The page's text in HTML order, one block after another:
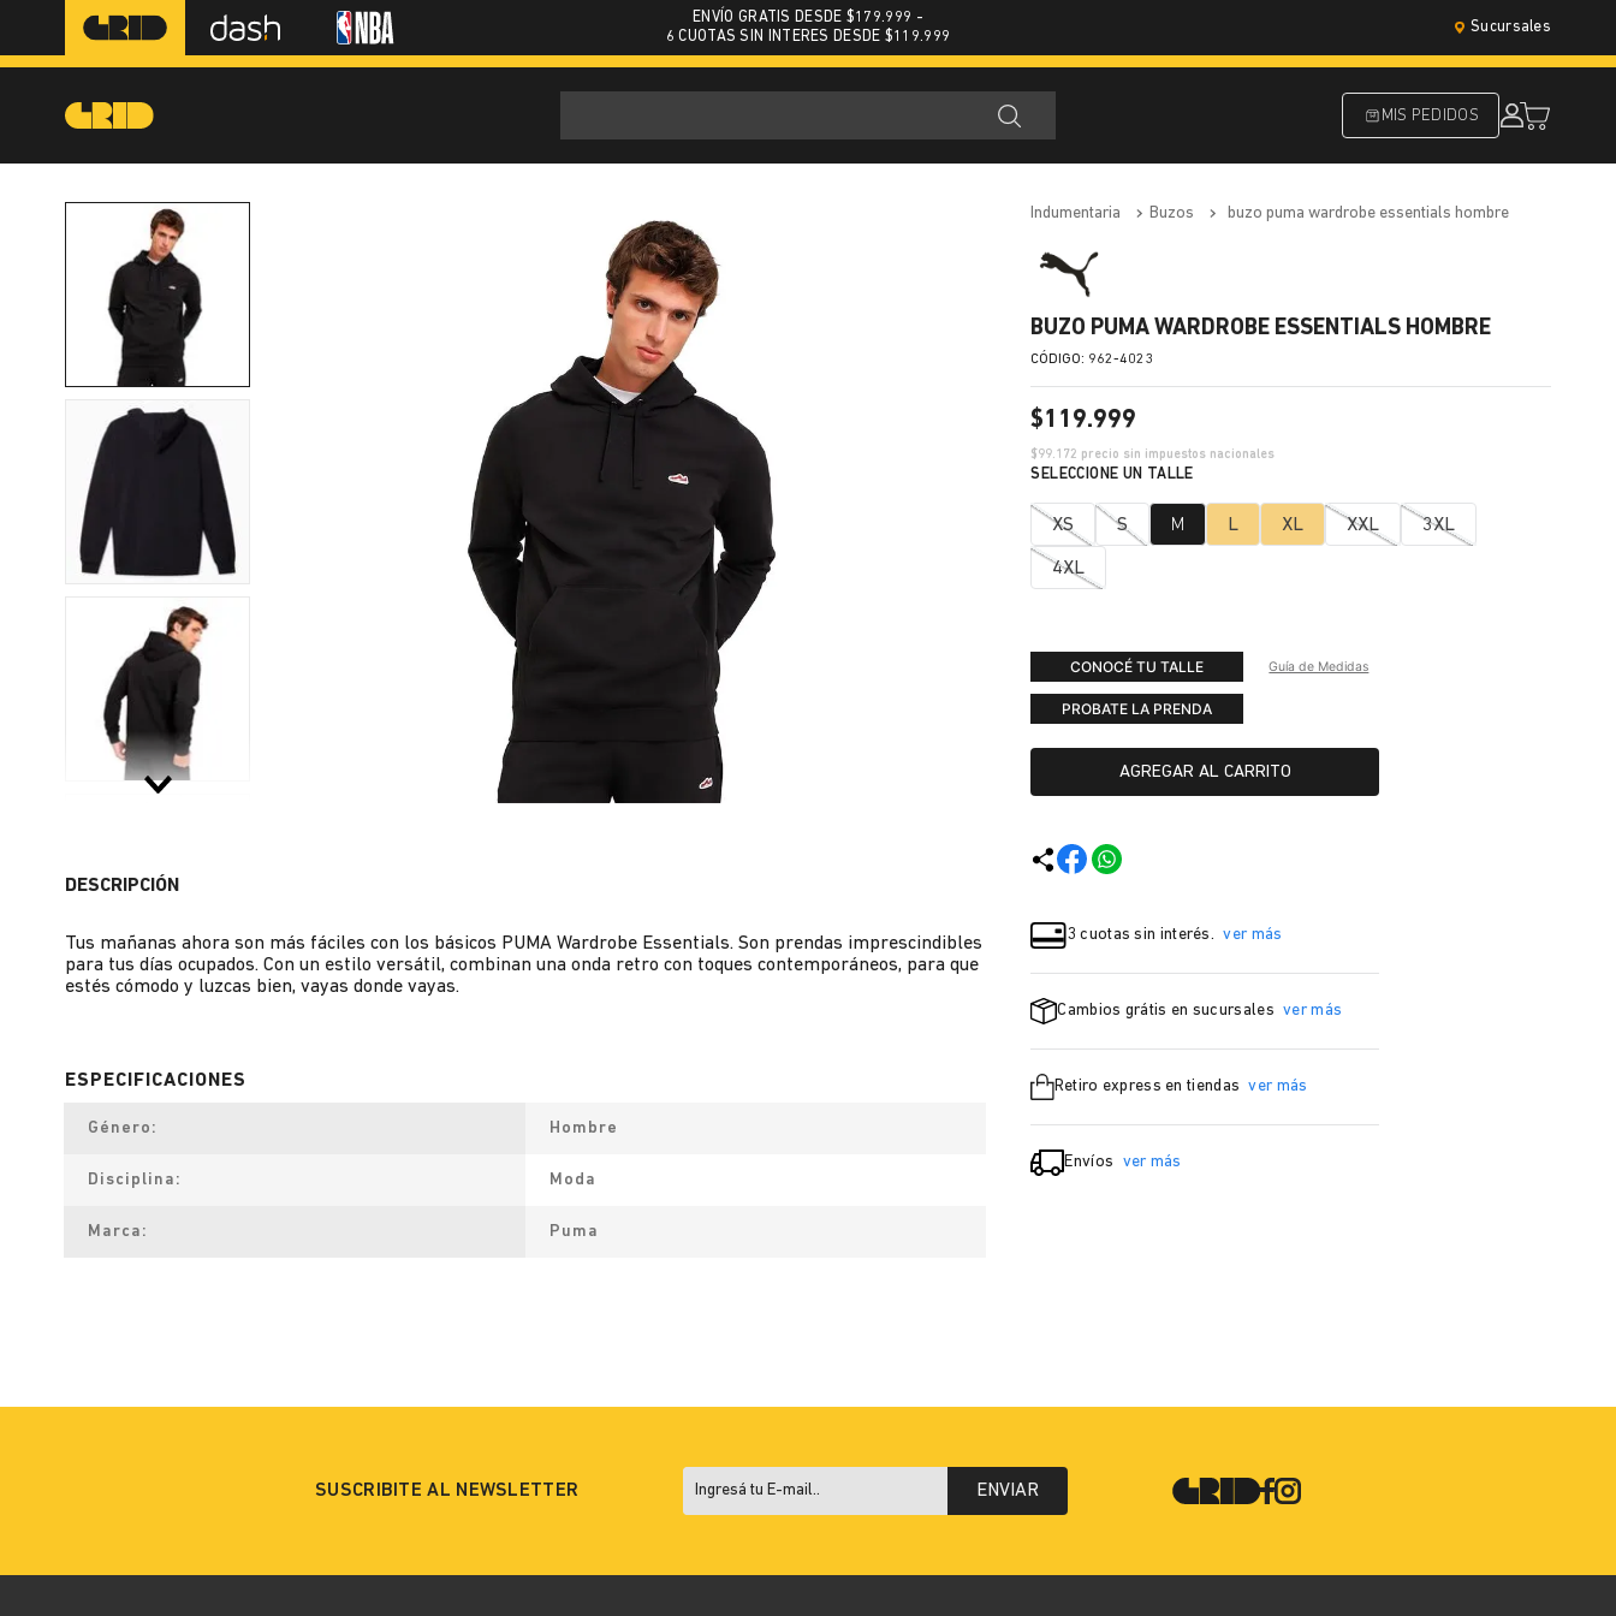
ENVÍO GRATIS DESDE $179.999 -
6 CUOTAS SIN INTERES DESDE $119.999
Sucursales
MIS PEDIDOS
DESCRIPCIÓN
Tus mañanas ahora son más fáciles con los básicos PUMA Wardrobe Essentials. Son prendas imprescindibles
para tus días ocupados. Con un estilo versátil, combinan una onda retro con toques contemporáneos, para que
estés cómodo y luzcas bien, vayas donde vayas.
Género Hombre
Disciplina Moda
Marca Puma
indumentaria buzos buzo puma wardrobe essentials hombre
BUZO PUMA WARDROBE ESSENTIALS HOMBRE
: 962-4023
$119.999
$99.172 precio sin impuestos nacionales
XS S M L XL XXL 3XL
4XL
CONOCÉ TU TALLE Guía de Medidas
PROBATE LA PRENDA
AGREGAR AL CARRITO
3 cuotas sin interés. ver más
Cambios grátis en sucursales ver más
Retiro express en tiendas ver más
Envíos ver más
SUSCRIBITE AL NEWSLETTER ENVIAR